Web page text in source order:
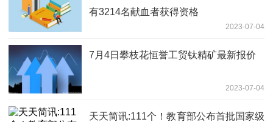
有3214名献血者获得资格
2023-07-04
7月4日攀枝花恒誉工贸钛精矿最新报价
2023-07-04
天天简讯:111个！教育部公布首批国家级